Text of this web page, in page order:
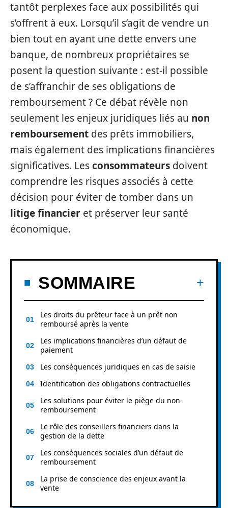
tantôt perplexes face aux possibilités qui
s’offrent à eux. Lorsqu’il s’agit de vendre un
bien tout en ayant une dette envers une
banque, de nombreux propriétaires se
posent la question suivante : est-il possible
de s’affranchir de ses obligations de
remboursement ? Ce débat révèle non
seulement les enjeux juridiques liés au non
remboursement des prêts immobiliers,
mais également des implications financières
significatives. Lesconsommateurs doivent
comprendre les risques associés à cette
décision pour éviter de tomber dans un
litige financier et préserver leur santé
économique.
SOMMAIRE
Les droits du prêteur face à un prêt non
remboursé après la vente
Les implications financières d’un défaut de
paiement
Les conséquences juridiques en cas de saisie
Identification des obligations contractuelles
Les solutions pour éviter le piège du non-
remboursement
Le rôle des conseillers financiers dans la
gestion de la dette
Les conséquences sociales d’un défaut de
remboursement
La prise de conscience des enjeux avant la
vente